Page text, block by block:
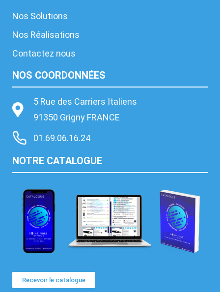
Nos Solutions
Nos Réalisations
Contactez nous
NOS COORDONNÉES
5 Rue des Carriers Italiens
91350 Grigny FRANCE
01.69.06.16.24
NOTRE CATALOGUE
Recevoir le catalogue